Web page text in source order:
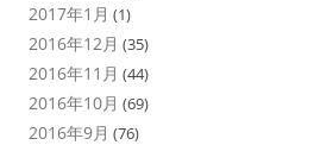
2017年1月 (1)
2016年12月 (35)
2016年11月 (44)
2016年10月 (69)
2016年9月 (76)